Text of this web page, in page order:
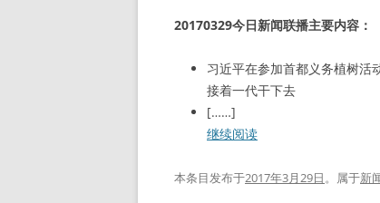
20170329今日新闻联播主要内容：
习近平在参加首都义务植树活
接着一代干下去
[……]
继续阅读
本条目发布于2017年3月29日。属于新